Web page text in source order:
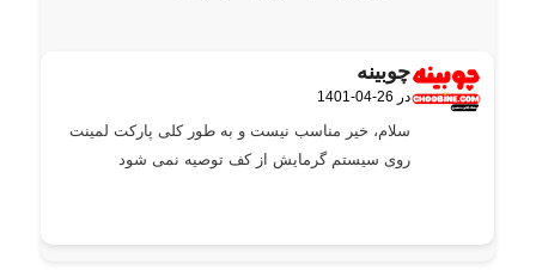
چوبینه
گفته:1401-04-26 در
سلام، خیر مناسب نیست و به طور کلی پارکت لمینت
روی سیستم گرمایش از کف توصیه نمی شود